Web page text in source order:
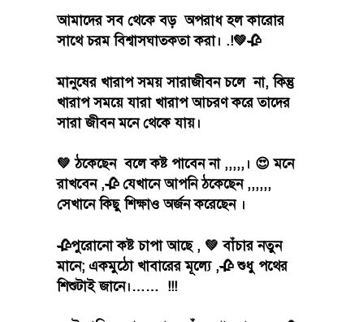
আমাদের সব থেকে বড় অপরাধ হল কারোর
সাথে চরম বিশ্বাসঘাতকতা করা। .!💚🥀
মানুষের খারাপ সময় সারাজীবন চলে না, কিন্তু
খারাপ সময়ে যারা খারাপ আচরণ করে তাদের
সারা জীবন মনে থেকে যায়।
💚 ঠকেছেন বলে কষ্ট পাবেন না ,,,,,। 😍 মনে
রাখবেন ,🥀 যেখানে আপনি ঠকেছেন ,,,,,,
সেখানে কিছু শিক্ষাও অর্জন করেছেন ।
🥀পুরোনো কষ্ট চাপা আছে , 💚 বাঁচার নতুন
মানে; একমুঠো খাবারের মূল্যে ,🥀 শুধু পথের
শিশুটাই জানে।…… !!!